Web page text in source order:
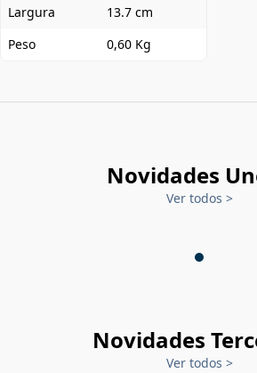
Largura
13.7 cm
Peso
0,60 Kg
Novidades
Ver todos >
Novidades
Ver todos >